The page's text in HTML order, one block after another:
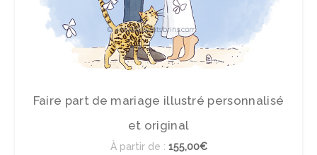
Faire part de mariage illustré personnalisé
et original
À partir de : 155,00€